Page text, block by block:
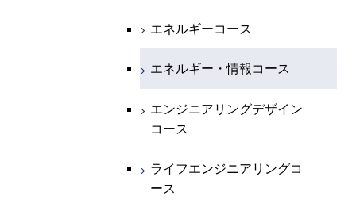
物質・情報卓越コース
化学コース
エネルギーコース
エネルギー・情報コース
地球惑星科学コース
エネルギーコース
エネルギー・情報コース
エンジニアリングデザイン
コース
ライフエンジニアリングコ
ース